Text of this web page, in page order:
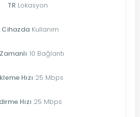
TRLokasyon
Cihazda Kullanım
10 Bağlantı
Hızı 25 Mbps
Hızı 25 Mbps